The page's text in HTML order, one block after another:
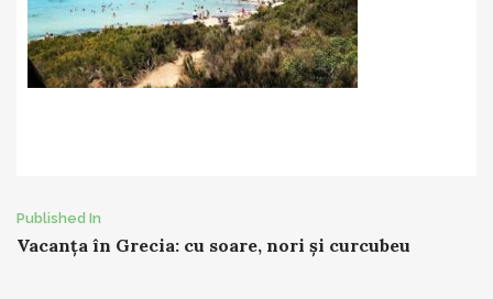
Post
navigation
Published In
Vacanța în Grecia: cu soare, nori și curcubeu